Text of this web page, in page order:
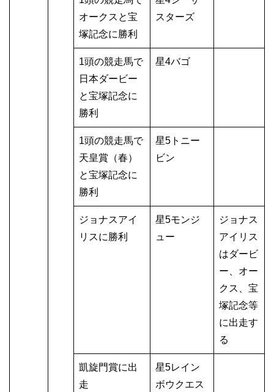
オークスと宝
塚記念に勝利
スターズ
1頭の競走馬で
日本ダービー
と宝塚記念に
勝利
星4バゴ
1頭の競走馬で
天皇賞（春）
と宝塚記念に
勝利
星5トニー
ビン
ジョナスアイ
リスに勝利
星5モンジ
ュー
ジョナス
アイリス
はダービ
ー、オー
クス、宝
塚記念等
に出走す
る
凱旋門賞に出
走
星5レイン
ボウクエス